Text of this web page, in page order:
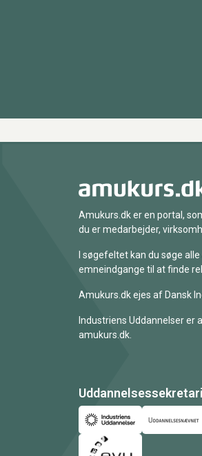
Amukurs.dk er en portal,
du er medarbejder,
I søgefeltet kan du søge
emneindgange til at finde
Amukurs.dk ejes af Dansk
Industriens Uddannelser
amukurs.dk.